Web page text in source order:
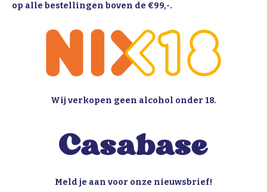
op alle bestellingen boven de €99,-.
Wij verkopen geen alcohol onder 18.
Meld je aan voor onze nieuwsbrief!